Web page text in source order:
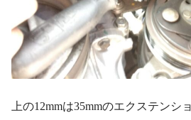
上の12mmは35mmのエクステンシ